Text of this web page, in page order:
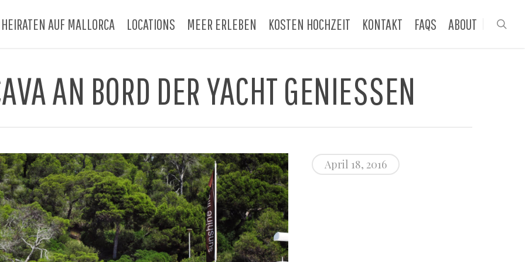
HEIRATEN AUF MALLORCA LOCATIONS MEER ERLEBEN KOSTEN HOCHZEIT KONTAKT FAQS ABOUT
AN BORD DER YACHT GENIESSEN
April 18, 2016